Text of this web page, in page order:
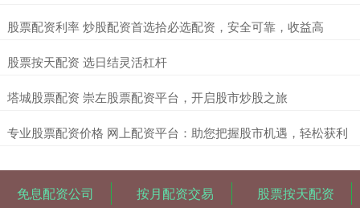
​股票配资利率 炒股配资首选拾必选配资，安全可靠，收益高
​股票按天配资 选日结灵活杠杆
​塔城股票配资 崇左股票配资平台，开启股市炒股之旅
​专业股票配资价格 网上配资平台：助您把握股市机遇，轻松获利
免息配资公司 按月配资交易 股票按天配资